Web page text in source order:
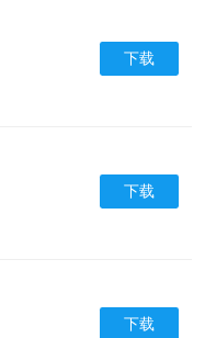
下载
下载
下载